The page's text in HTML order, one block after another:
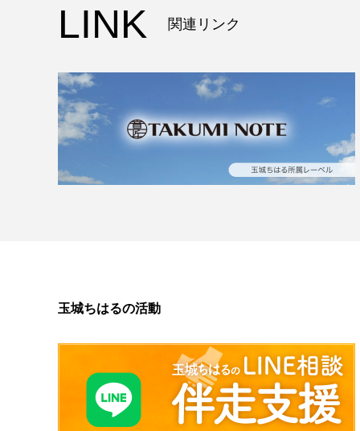
LINK 関連リンク
玉城ちはるの活動